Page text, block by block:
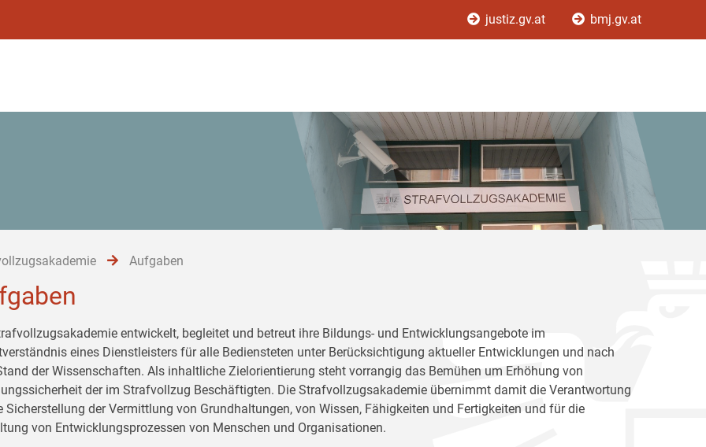
justiz.gv.at bmj.gv.at
Aufgaben
entwickelt, begleitet und betreut ihre Bildungs- und Entwicklungsangebote im
eines Dienstleisters für alle Bediensteten unter Berücksichtigung aktueller Entwicklungen und nach
der Wissenschaften. Als inhaltliche Zielorientierung steht vorrangig das Bemühen um Erhöhung von
der im Strafvollzug Beschäftigten. Die Strafvollzugsakademie übernimmt damit die Verantwortung
Sicherstellung der Vermittlung von Grundhaltungen, von Wissen, Fähigkeiten und Fertigkeiten und für die
von Entwicklungsprozessen von Menschen und Organisationen.